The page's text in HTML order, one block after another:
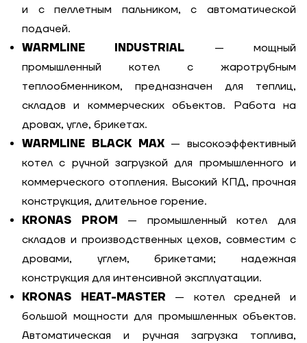
и с пеллетным пальником, с автоматической
подачей.
WARMLINE INDUSTRIAL — мощный
промышленный котел с жаротрубным
теплообменником, предназначен для теплиц,
складов и коммерческих объектов. Работа на
дровах, угле, брикетах.
WARMLINE BLACK MAX— высокоэффективный
котел с ручной загрузкой для промышленного и
коммерческого отопления. Высокий КПД, прочная
конструкция, длительное горение.
KRONAS PROM — промышленный котел для
складов и производственных цехов, совместим с
дровами, углем, брикетами; надежная
конструкция для интенсивной эксплуатации.
KRONAS HEAT-MASTER — котел средней и
большой мощности для промышленных объектов.
Автоматическая и ручная загрузка топлива,